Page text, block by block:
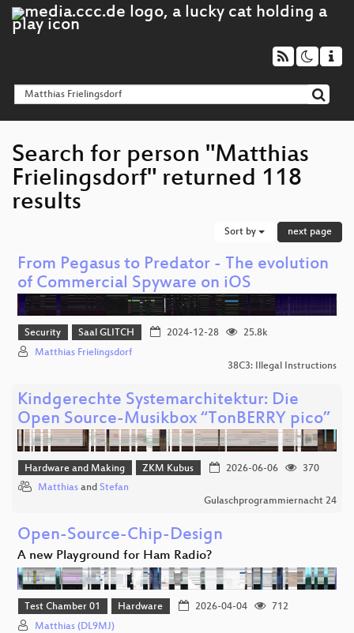
Search for person "Matthias
Frielingsdorf" returned 118
results
Sort by next page
From Pegasus to Predator - The evolution
of Commercial Spyware on iOS
Security Saal GLITCH 2024-12-28
25.8k
Matthias Frielingsdorf
38C3: Illegal Instructions
Kindgerechte Systemarchitektur: Die
Open Source-Musikbox “TonBERRY pico”
Hardware and Making ZKM Kubus 2026-06-06
370
Matthias and Stefan
Gulaschprogrammiernacht 24
Open-Source-Chip-Design
A new Playground for Ham Radio?
Test Chamber 01 Hardware 2026-04-04
712
Matthias (DL9MJ)